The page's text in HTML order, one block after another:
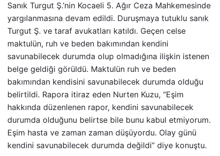
Sanık Turgut Ş.’nin Kocaeli 5. Ağır Ceza Mahkemesinde
yargılanmasına devam edildi. Duruşmaya tutuklu sanık
Turgut Ş. ve taraf avukatları katıldı. Geçen celse
maktulün, ruh ve beden bakımından kendini
savunabilecek durumda olup olmadığına ilişkin istenen
belge geldiği görüldü. Maktulün ruh ve beden
bakımından kendisini savunabilecek durumda olduğu
belirtildi. Rapora itiraz eden Nurten Kuzu, “Eşim
hakkında düzenlenen rapor, kendini savunabilecek
durumda olduğunu belirtse bile bunu kabul etmiyorum.
Eşim hasta ve zaman zaman düşüyordu. Olay günü
kendini savunabilecek durumda değildi” diye konuştu.